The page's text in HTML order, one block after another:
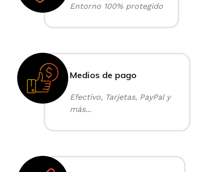
Entorno 100% protegido
Medios de pago
Efectivo, Tarjetas, PayPal y
más...